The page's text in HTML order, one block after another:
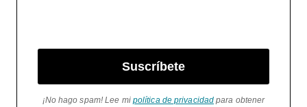
Suscríbete
¡No hago spam! Lee mi política de privacidad para obtener